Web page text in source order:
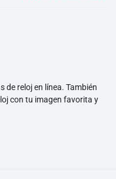
de reloj en línea. También
con tu imagen favorita y
para tener aún más
alta precisión actualizado